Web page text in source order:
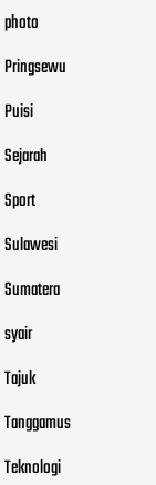
photo
Pringsewu
Puisi
Sejarah
Sport
Sulawesi
Sumatera
syair
Tajuk
Tanggamus
Teknologi